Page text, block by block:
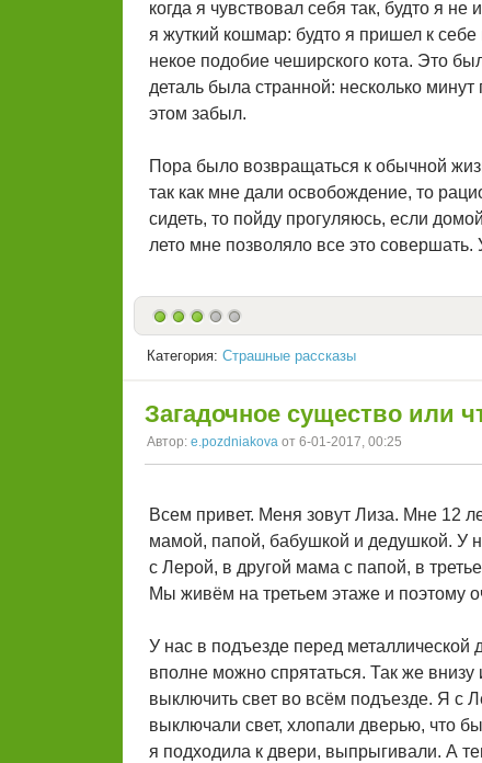
когда я чувствовал себя так, будто я
я жуткий кошмар: будто я пришел к
некое подобие чеширского кота. Это
деталь была странной: несколько
этом забыл.
Пора было возвращаться к обычной
так как мне дали освобождение, то
сидеть, то пойду прогуляюсь, если
лето мне позволяло все это
Категория: Страшные рассказы
Загадочное существо или
Автор: e.pozdniakova от 6-01-2017, 00:25
Всем привет. Меня зовут Лиза. Мне 12
мамой, папой, бабушкой и дедушкой. У
с Лерой, в другой мама с папой, в
Мы живём на третьем этаже и поэтому
У нас в подъезде перед металлической
вполне можно спрятаться. Так же
выключить свет во всём подъезде. Я с
выключали свет, хлопали дверью, что
я подходила к двери, выпрыгивали. А